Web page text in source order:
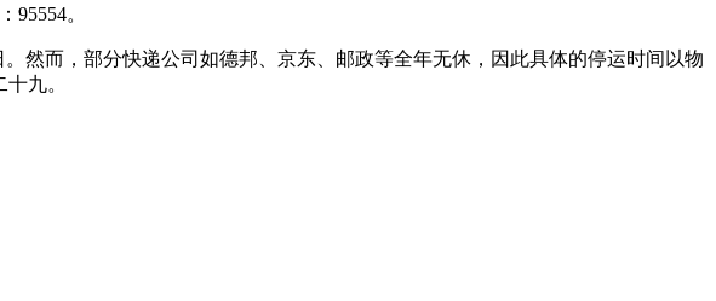
。
然而，部分快递公司如德邦、京东、邮政等全年无休，因此具体的停运时间以物
九。